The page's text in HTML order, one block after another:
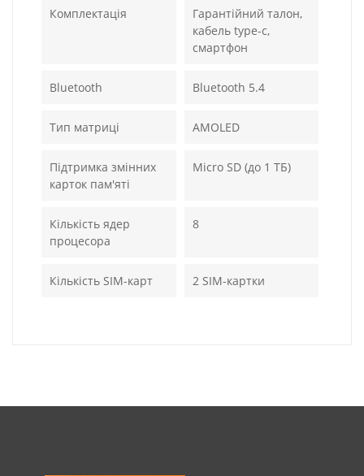
Комплектація
Гарантійний талон,
кабель type-c,
смартфон
Bluetooth Bluetooth 5.4
Тип матриці AMOLED
Підтримка змінних
карток пам'яті
Micro SD (до 1 ТБ)
Кількість ядер
процесора
8
Кількість SIM-карт 2 SIM-картки